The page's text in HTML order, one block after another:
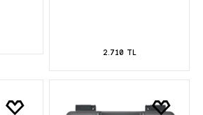
2.710 TL